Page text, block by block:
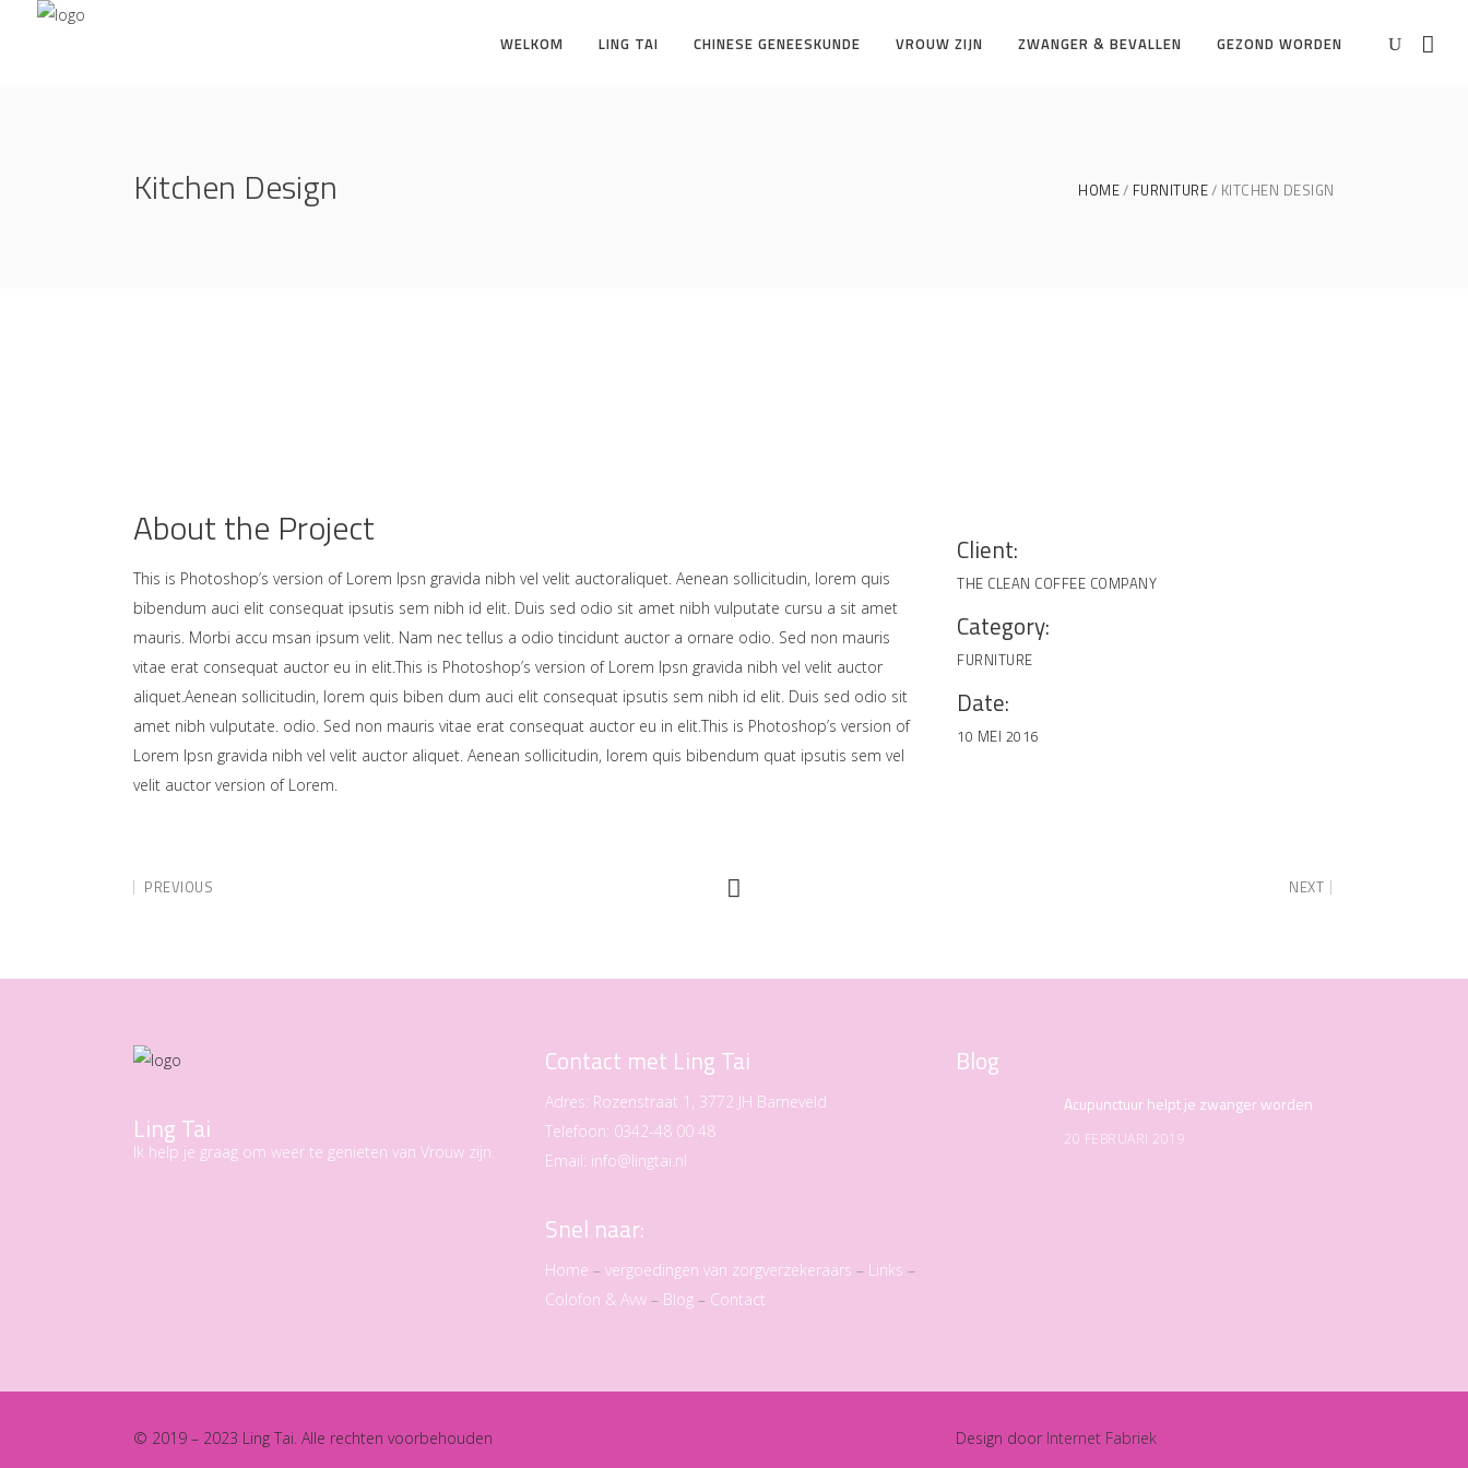
WELKOM LING TAI CHINESE GENEESKUNDE VROUW ZIJN ZWANGER & BEVALLEN GEZOND WORDEN
Kitchen Design HOME FURNITURE KITCHEN DESIGN
About the Project
This is Photoshop’s version of Lorem Ipsn gravida nibh vel velit auctoraliquet. Aenean sollicitudin, lorem quis
bibendum auci elit consequat ipsutis sem nibh id elit. Duis sed odio sit amet nibh vulputate cursu a sit amet
mauris. Morbi accu msan ipsum velit. Nam nec tellus a odio tincidunt auctor a ornare odio. Sed non mauris
vitae erat consequat auctor eu in elit.This is Photoshop’s version of Lorem Ipsn gravida nibh vel velit auctor
aliquet.Aenean sollicitudin, lorem quis biben dum auci elit consequat ipsutis sem nibh id elit. Duis sed odio sit
amet nibh vulputate. odio. Sed non mauris vitae erat consequat auctor eu in elit.This is Photoshop’s version of
Lorem Ipsn gravida nibh vel velit auctor aliquet. Aenean sollicitudin, lorem quis bibendum quat ipsutis sem vel
velit auctor version of Lorem.
Client:
THE CLEAN COFFEE COMPANY
Category:
FURNITURE
Date:
10 MEI 2016
PREVIOUS NEXT
Ling Tai
Ik help je graag om weer te genieten van Vrouw zijn.
Contact met Ling Tai
Adres: Rozenstraat 1, 3772 JH Barneveld
Telefoon: 0342-48 00 48
Email: info@lingtai.nl
Snel naar:
Home – vergoedingen van zorgverzekeraars – Links –
Colofon & Avw– Blog– Contact
Blog
Acupunctuur helpt je zwanger worden
20 FEBRUARI 2019
© 2019 – 2023 Ling Tai. Alle rechten voorbehouden Design door Internet Fabriek